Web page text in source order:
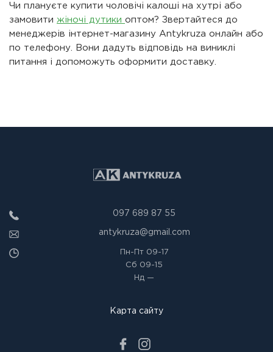
Чи плануєте купити чоловічі калоші на хутрі або
замовити жіночі дутики оптом? Звертайтеся до
менеджерів інтернет-магазину Antykruza онлайн або
по телефону. Вони дадуть відповідь на виниклі
питання і допоможуть оформити доставку.
097 689 87 55
antykruza@gmail.com
Пн-Пт09-17
Сб 09-15
Нд —
Карта сайту